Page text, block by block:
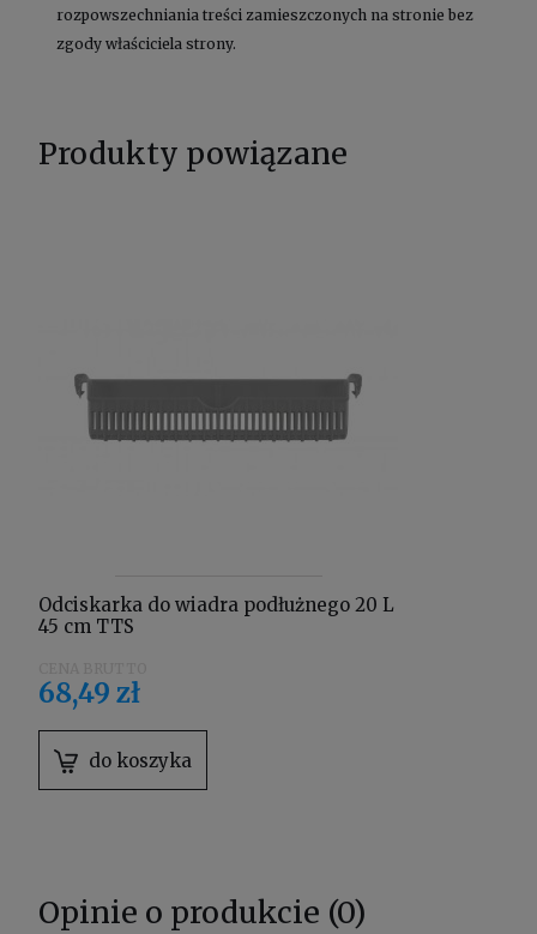
rozpowszechniania treści zamieszczonych na stronie bez
zgody właściciela strony.
Produkty powiązane
Odciskarka do wiadra podłużnego 20 L
45 cm TTS
68,49 zł
do koszyka
Opinie o produkcie (0)